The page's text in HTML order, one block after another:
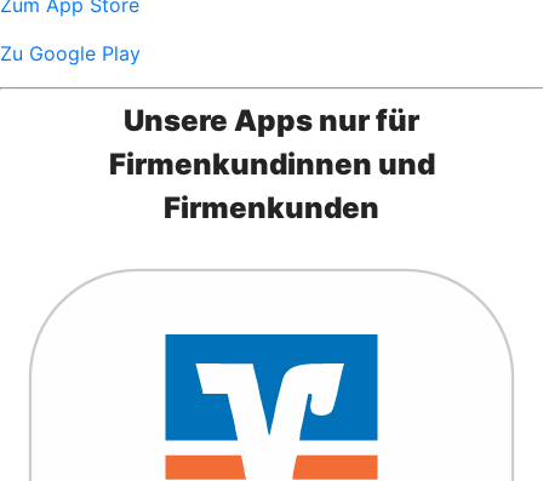
Zu Google Play
Unsere Apps nur für
Firmenkundinnen und
Firmenkunden